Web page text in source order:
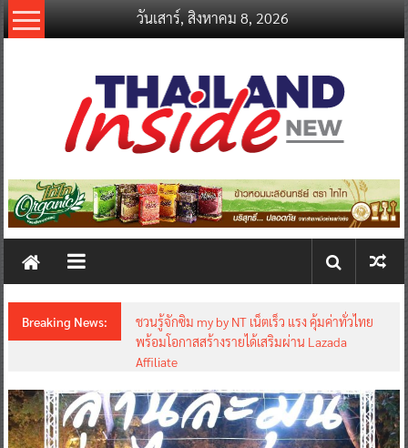
Skip
to
วันเสาร์, สิงหาคม 8, 2026
thailandinsidenew.com
Thailand
New
Breaking News:
ชวนรู้จักซิม my by NT เน็ตเร็ว แรง คุ้มค่าทั่วไทย
พร้อมโอกาสสร้างรายได้เสริมผ่าน Lazada
Affiliate